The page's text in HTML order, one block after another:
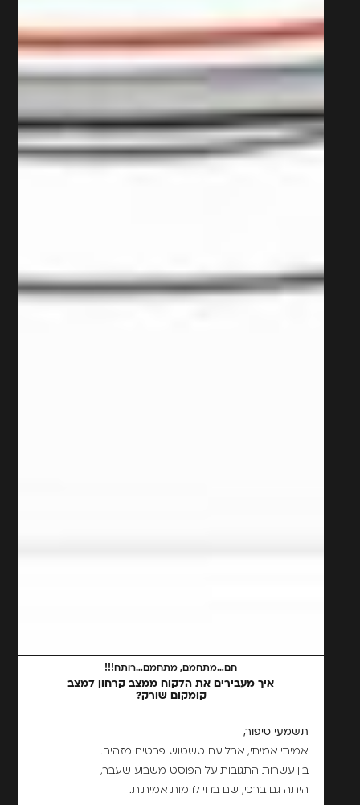
חם…מתחמם, מתחמם…רותח!!!
איך מעבירים את הלקוח ממצב קרחון למצב
קומקום שורק?
תשמעי סיפור,
אמיתי אמיתי, אבל עם טשטוש פרטים מזהים.
בין עשרות התגובות על הפוסט משבוע שעבר,
היתה גם ברכי, שם בדוי לדמות אמיתית.